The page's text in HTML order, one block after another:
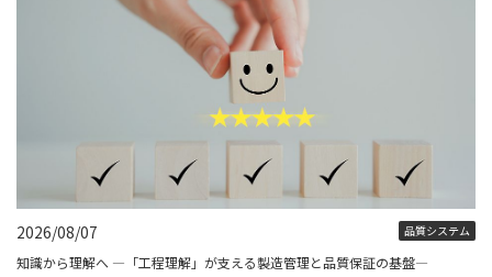
2026/08/07 品質システム
知識から理解へ ―「工程理解」が支える製造管理と品質保証の基盤―